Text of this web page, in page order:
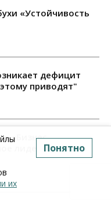
«Устойчивость
дефицит
приводят"
«Бизнес-
лидерство и
их
Понятно